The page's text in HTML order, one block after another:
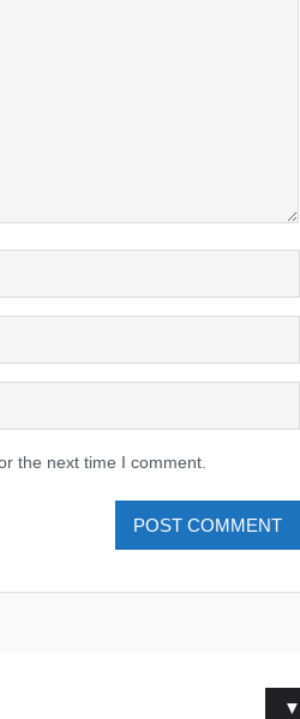
the next time I comment.
▼